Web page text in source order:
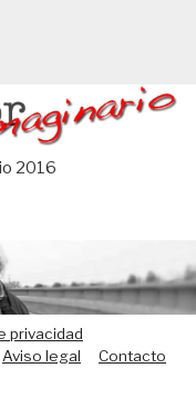
2016
privacidad
Aviso legal Contacto